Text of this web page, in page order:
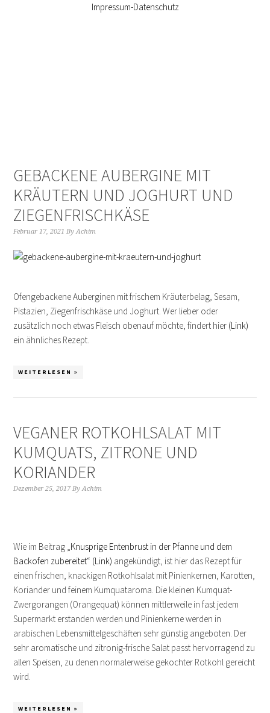
Impressum-Datenschutz
GEBACKENE AUBERGINE MIT
KRÄUTERN UND JOGHURT UND
ZIEGENFRISCHKÄSE
Februar 17, 2021 ByAchim
Ofengebackene Auberginen mit frischem Kräuterbelag, Sesam,
Pistazien, Ziegenfrischkäse und Joghurt. Wer lieber oder
zusätzlich noch etwas Fleisch obenauf möchte, findert hier (Link)
ein ähnliches Rezept.
WEITERLESEN »
VEGANER ROTKOHLSALAT MIT
KUMQUATS, ZITRONE UND
KORIANDER
Dezember 25, 2017 ByAchim
Wie im Beitrag „Knusprige Entenbrust in der Pfanne und dem
Backofen zubereitet“ (Link) angekündigt, ist hier das Rezept für
einen frischen, knackigen Rotkohlsalat mit Pinienkernen, Karotten,
Koriander und feinem Kumquataroma. Die kleinen Kumquat-
Zwergorangen (Orangequat) können mittlerweile in fast jedem
Supermarkt erstanden werden und Pinienkerne werden in
arabischen Lebensmittelgeschäften sehr günstig angeboten. Der
sehr aromatische und zitronig-frische Salat passt hervorragend zu
allen Speisen, zu denen normalerweise gekochter Rotkohl gereicht
wird.
WEITERLESEN »